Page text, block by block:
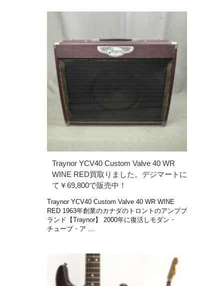
Traynor YCV40 Custom Valve 40 WR
WINE RED買取りました。デジマートに
て￥69,800で販売中！
Traynor YCV40 Custom Valve 40 WR WINE
RED 1963年創業のカナダのトロントのアンプブ
ランド【Traynor】 2000年に復活しモダン・
チューブ・ア …